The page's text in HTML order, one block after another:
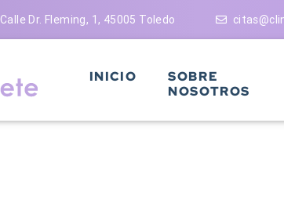
Calle Dr. Fleming, 1, 45005 Toledo
INICIO
SOBRE
NOSOTROS